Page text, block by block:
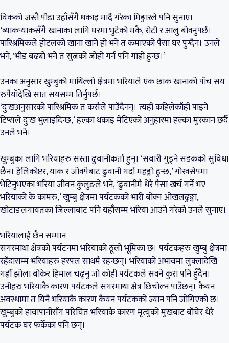
विकको जस्तै पीडा उहाँसँगै थकाइ मार्दै गरेका मिङ्मारले पनि सुनाए।
‘ब्याकप्याकसँगै खानाका लागि घरमा भुटेको मकै, रोटी र आलु बोक्नुपर्छ।
पारिश्रमिकले होटलको खाना खाने हो भने त कमाएको पैसा घर पुग्दैन। उनले
भने, ‘भीड बढ्यो भने त सुत्नको जोहो गर्न पनि गाह्रो हुन्छ।’
उनका अनुसार खुम्बुको माथिल्लो क्षेत्रमा भरियाले एक छाक खानाको पाँच सय
रुपैयाँदेखि सात सयसम्म तिर्नुपर्छ।
‘दुःखअनुसारको पारिश्रमिक त कसैले पाउँदैनन्। त्यही कहिलेकाँही पाइने
टिप्सले दुःख भुलाइदिन्छ,’ हल्का थकाइ मेटिएको अनुहारमा हल्का मुस्कान छर्दै
उनले भने।
खुम्बुका लागि भरियाहरु सस्ता ढुवानीकर्ता हुन्। ‘सवारी गुड्ने सडकको सुविधा
छैन। हेलिकोप्टर, याक र जोक्पेबाट ढुवानी गर्दा महङ्गो हुन्छ,’ गोरक्सेपमा
भेटिनुभएका भरिया जीवन कुलुङले भने, ‘ढुवानीमै धेरै पैसा खर्च गर्ने भए
भरियाको के कामरु,’ खुम्बु क्षेत्रमा पर्यटकको भारी बोक्न ओखलढुङ्गा,
खोटाङलगायतका जिल्लाबाट पनि यहाँसम्म भरिया आउने गरेको उनले सुनाए।
भरियालाई छैन सम्मान
सगरमाथा क्षेत्रको पर्यटनमा भरियाको ठूलो भूमिका छ। पर्यटकहरु खुम्बु क्षेत्रमा
रहँदासम्म भरियाहरु हरपल साथमै रहन्छन्। भरियाको अभावमा लुक्लादेखि
गह्रौँ झोला बोकेर हिमाल चढ्नु जो कोही पर्यटकले सक्ने कुरा पनि हुँदैन।
उनीहरु भरियाकै कारण पर्यटकले सगरमाथा क्षेत्र छिचोल्न पाउँछन्। कैयन
अवस्थामा त यिनै भरियाकै कारण कैयन पर्यटकको ज्यान पनि जोगिएको छ।
खुम्बुको हावापानीसँग परिचित भरियाकै कारण मृत्युको मुखबाट बाँचेर धेरै
पर्यटक घर फर्केका पनि छन्।